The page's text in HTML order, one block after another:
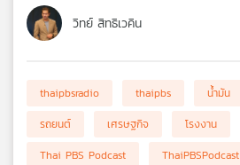
วิทย์ สิทธิเวคิน
thaipbsradio thaipbs น้ำมัน
รถยนต์
เศรษฐกิจ โรงงาน
Thai PBS Podcast
ThaiPBSPodcast